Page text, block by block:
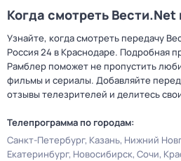
Когда смотреть
Узнайте, когда смотреть передачу
Россия 24 в Краснодаре. Подробная
Рамблер поможет не пропустить
фильмы и сериалы. Добавляйте
отзывы телезрителей и делитесь
Телепрограмма по городам:
Санкт-Петербург Казань Нижний
Екатеринбург Новосибирск Сочи